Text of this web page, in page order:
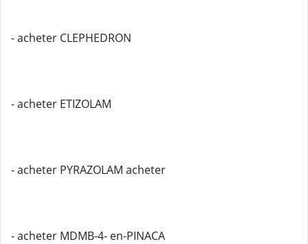
- acheter CLEPHEDRON
- acheter ETIZOLAM
- acheter PYRAZOLAM acheter
- acheter MDMB-4- en-PINACA